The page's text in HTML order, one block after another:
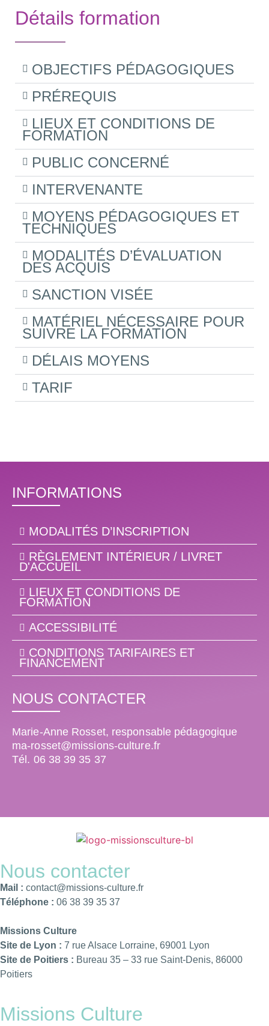
Détails formation
OBJECTIFS PÉDAGOGIQUES
PRÉREQUIS
LIEUX ET CONDITIONS DE
FORMATION
PUBLIC CONCERNÉ
INTERVENANTE
MOYENS PÉDAGOGIQUES ET
TECHNIQUES
MODALITÉS D’ÉVALUATION
DES ACQUIS
SANCTION VISÉE
MATÉRIEL NÉCESSAIRE POUR
SUIVRE LA FORMATION
DÉLAIS MOYENS
TARIF
INFORMATIONS
MODALITÉS D’INSCRIPTION
RÈGLEMENT INTÉRIEUR / LIVRET
D'ACCUEIL
LIEUX ET CONDITIONS DE
FORMATION
ACCESSIBILITÉ
CONDITIONS TARIFAIRES ET
FINANCEMENT
NOUS CONTACTER
Marie-Anne Rosset, responsable pédagogique
ma-rosset@missions-culture.fr
Tél. 06 38 39 35 37
Nous contacter
Mail : contact@missions-culture.fr
Téléphone : 06 38 39 35 37
Missions Culture
Site de Lyon : 7 rue Alsace Lorraine, 69001 Lyon
Site de Poitiers : Bureau 35 – 33 rue Saint-Denis, 86000
Poitiers
Missions Culture